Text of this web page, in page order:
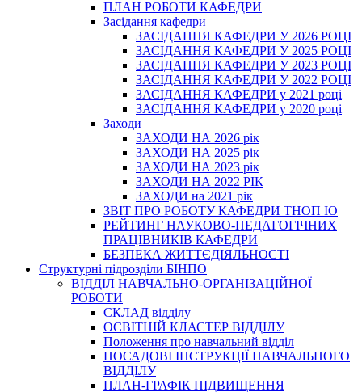
ПЛАН РОБОТИ КАФЕДРИ
Засідання кафедри
ЗАСІДАННЯ КАФЕДРИ У 2026 РОЦІ
ЗАСІДАННЯ КАФЕДРИ У 2025 РОЦІ
ЗАСІДАННЯ КАФЕДРИ У 2023 РОЦІ
ЗАСІДАННЯ КАФЕДРИ У 2022 РОЦІ
ЗАСІДАННЯ КАФЕДРИ у 2021 році
ЗАСІДАННЯ КАФЕДРИ у 2020 році
Заходи
ЗАХОДИ НА 2026 рік
ЗАХОДИ НА 2025 рік
ЗАХОДИ НА 2023 рік
ЗАХОДИ НА 2022 РІК
ЗАХОДИ на 2021 рік
3BIT ПРО РОБОТУ КАФЕДРИ ТНОП ІО
РЕЙТИНГ НАУКОВО-ПЕДАГОГІЧНИХ
ПРАЦІВНИКІВ КАФЕДРИ
БЕЗПЕКА ЖИТТЄДІЯЛЬНОСТІ
Структурні підрозділи БІНПО
ВІДДІЛ НАВЧАЛЬНО-ОРГАНІЗАЦІЙНОЇ
РОБОТИ
СКЛАД відділу
ОСВІТНІЙ КЛАСТЕР ВІДДІЛУ
Положення про навчальний вiддiл
ПОСАДОВІ ІНСТРУКЦІЇ НАВЧАЛЬНОГО
ВІДДІЛУ
ПЛАН-ГРАФІК ПІДВИЩЕННЯ